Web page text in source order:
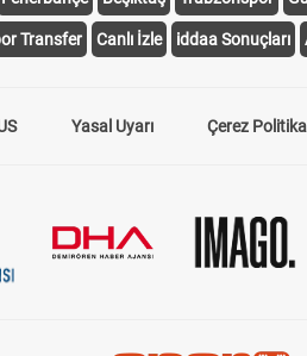
Transfer Canlı İzle iddaa Sonuçları
Yasal Uyarı Çerez